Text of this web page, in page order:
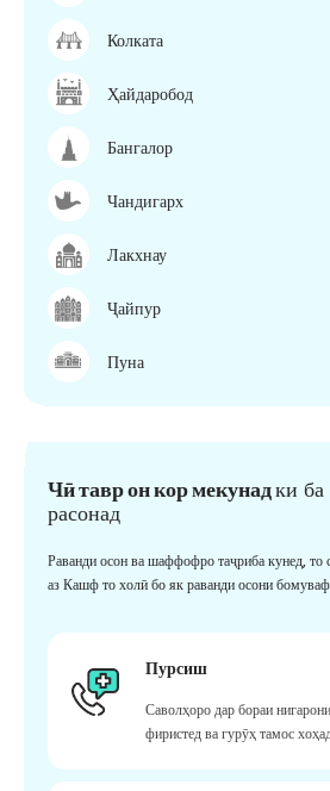
Колката
Ҳайдаробод
Бангалор
Чандигарх
Лакхнау
Ҷайпур
Пуна
Чӣ тавр он кор мекунадки
расонад
Раванди осон ва шаффофро таҷриба кунед, то
аз Кашф то холӣ бо як раванди осони
Пурсиш
Саволҳоро дар бораи
фиристед ва гурӯҳ тамос